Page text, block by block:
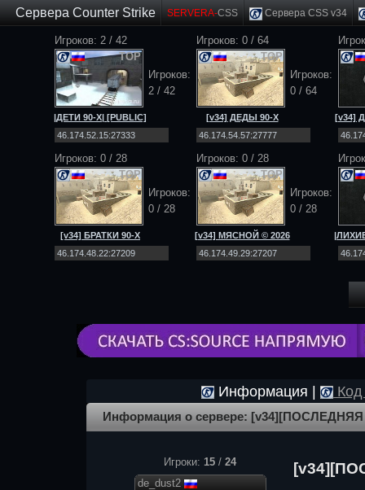
Сервера Counter Strike SERVERA-CSS Сервера CSS v34
Игроков: 2 / 42
TOP
Игроков:
2 / 42
|ДЕТИ 90-Х| [PUBLIC]
[NO-STEAM|v34]
Игроков: 0 / 64
TOP
Игроков:
0 / 64
[v34] ДЕДЫ 90-Х
[Public] 18+
[v34]
Игроков: 0 / 28
TOP
Игроков:
0 / 28
[v34] БРАТКИ 90-Х
[Public] 18+
Игроков: 0 / 28
TOP
Игроков:
0 / 28
[v34] МЯСНОЙ © 2026
[Public] 18+
Информация |
Информация о сервере: [v34][ПОСЛЕДНЯЯ
Игроки:15 /24
de_dust2